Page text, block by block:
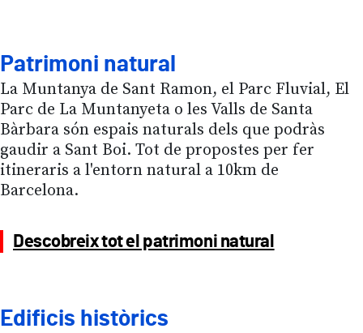
Patrimoni natural
La Muntanya de Sant Ramon, el Parc Fluvial, El
Parc de La Muntanyeta o les Valls de Santa
Bàrbara són espais naturals dels que podràs
gaudir a Sant Boi. Tot de propostes per fer
itineraris a l'entorn natural a 10km de
Barcelona.
Descobreix tot el patrimoni natural
Edificis històrics